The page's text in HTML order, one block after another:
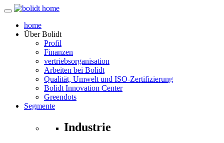
home
ÜberBolidt
Profil
Finanzen
vertriebsorganisation
Arbeiten bei Bolidt
Qualität, Umwelt und ISO-Zertifizierung
Bolidt Innovation Center
Greendots
Segmente
Industrie